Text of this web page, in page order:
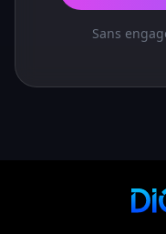
Sans